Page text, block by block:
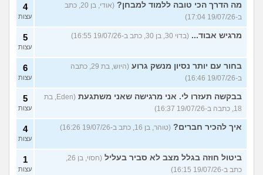
מה הדרך הכי טובה ללמוד למבחן?
(אודי, בן 20, כתב
ב-19/07/26 17:04)
4
עצות
מרגיש אבוד... (בדוי 30, בן 30, כתב ב-19/07/26 16:55) 5
עצות
בחור עם יותר נסיון מנשק גרוע
(היוש, בת 29, כתבה
ב-19/07/26 16:46)
6
עצות
בבקשה תעזרו לי. אני מרגישה שאני משתגעת
(Eden, בת
18, כתבה ב-19/07/26 16:37)
5
עצות
איך להכיר חברים? (טוהר, בן 16, כתב ב-19/07/26 16:26) 4
עצות
ביטול חוזה בגלל מצב לא סביר בעליל
(חסוי, בן 26,
כתב ב-19/07/26 16:15)
1
עצות